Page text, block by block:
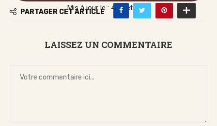
Mis à jour le : 4 juillet 2026
PARTAGER CET ARTICLE
LAISSEZ UN COMMENTAIRE